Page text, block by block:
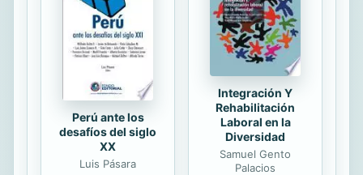
tres personas distintivas, cada una
equivale al ser completo de Dios; la
creación: incluyendo la afirmación
que cuando ...
Perú ante los
desafíos del siglo
XX
Luis Pásara
Integración Y
Rehabilitación
Laboral en la
Diversidad
Samuel Gento
Palacios